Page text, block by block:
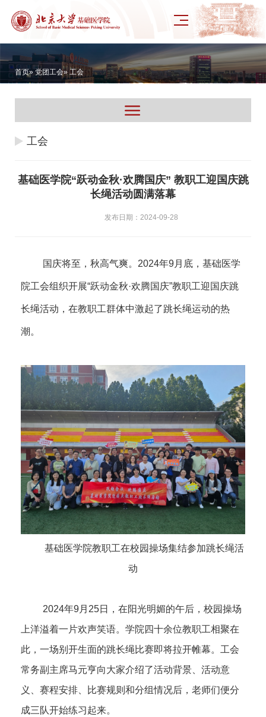
首页»党团工会» 工会
工会
基础医学院“跃动金秋·欢腾国庆” 教职工迎国庆跳
长绳活动圆满落幕
发布日期：2024-09-28
国庆将至，秋高气爽。2024年9月底，基础医学
院工会组织开展“跃动金秋·欢腾国庆”教职工迎国庆跳
长绳活动，在教职工群体中激起了跳长绳运动的热
潮。
基础医学院教职工在校园操场集结参加跳长绳活
动
2024年9月25日，在阳光明媚的午后，校园操场
上洋溢着一片欢声笑语。学院四十余位教职工相聚在
此，一场别开生面的跳长绳比赛即将拉开帷幕。工会
常务副主席马元亨向大家介绍了活动背景、活动意
义、赛程安排、比赛规则和分组情况后，老师们便分
成三队开始练习起来。